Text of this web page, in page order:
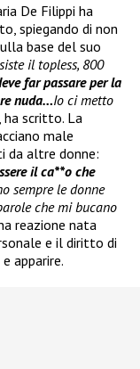
De Filippi ha
spiegando di non
base del suo
il topless, 800
far passare per la
nuda…Io ci metto
ha scritto. La
male
da altre donne:
il ca**o che
sempre le donne
che mi bucano
reazione nata
e il diritto di
apparire.